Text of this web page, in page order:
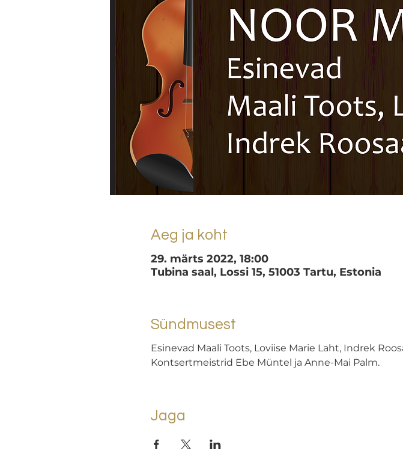
Aeg ja koht
29. märts 2022, 18:00
Tubina saal, Lossi 15, 51003 Tartu, Estonia
Sündmusest
Esinevad Maali Toots, Loviise Marie Laht, Indrek
Kontsertmeistrid Ebe Müntel ja Anne-Mai Palm.
Jaga